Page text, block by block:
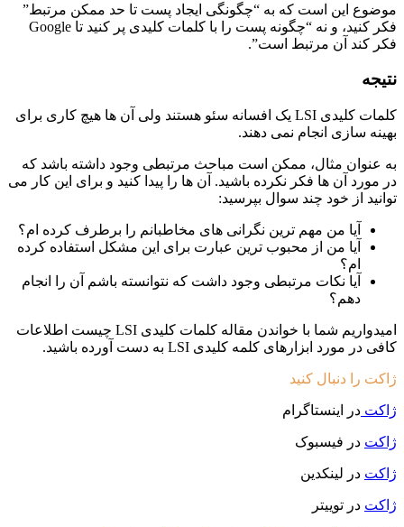
موضوع این است که به “چگونگی ایجاد پست تا حد ممکن مرتبط”
فکر کنید، و نه “چگونه پست را با کلمات کلیدی پر کنید تا Google
فکر کند آن مرتبط است”.
نتیجه
کلمات کلیدی LSI یک افسانه سئو هستند ولی آن ها هیچ کاری برای
بهینه سازی انجام نمی دهند.
به عنوان مثال، ممکن است مباحث مرتبطی وجود داشته باشد که
در مورد آن ها فکر نکرده باشید. آن ها را پیدا کنید و برای این کار می
توانید از خود چند سوال بپرسید:
آیا من مهم ترین نگرانی های مخاطبانم را برطرف کرده ام؟
آیا من از محبوب ترین عبارت برای این مشکل استفاده کرده
ام؟
آیا نکات مرتبطی وجود داشت که نتوانسته باشم آن را انجام
دهم؟
امیدواریم شما با خواندن مقاله کلمات کلیدی LSI چیست اطلاعات
کافی در مورد ابزارهای کلمه کلیدی LSI به دست آورده باشید.
ژاکت را دنبال کنید
ژاکت در اینستاگرام
ژاکت در فیسبوک
ژاکت در لینکدین
ژاکت در توییتر